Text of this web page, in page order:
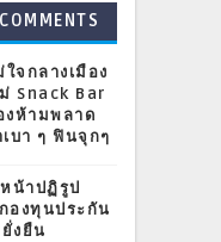
COMMENTS
จกลางเมือง
Snack Bar
งห้ามพลาด
บา ๆ ฟินจุกๆ
หน้าปฏิรูป
องทุนประกัน
งยืน